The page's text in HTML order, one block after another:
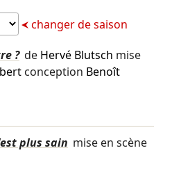
changer de saison
? de Hervé Blutsch mise
conception Benoît
plus sain mise en scène